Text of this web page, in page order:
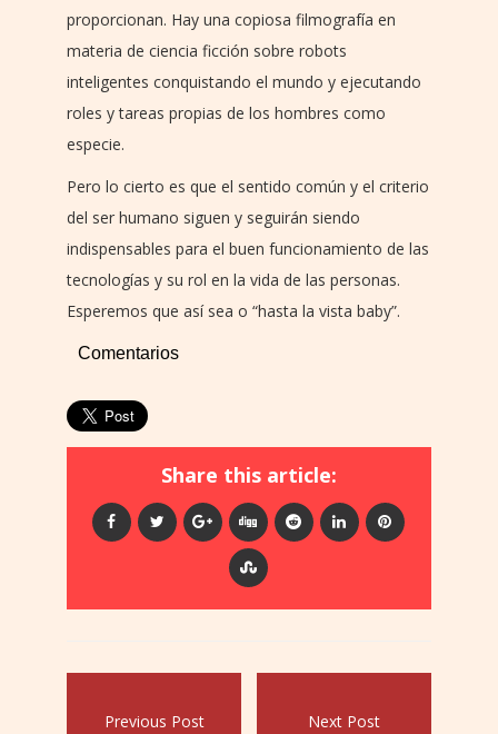
proporcionan. Hay una copiosa filmografía en
materia de ciencia ficción sobre robots
inteligentes conquistando el mundo y ejecutando
roles y tareas propias de los hombres como
especie.
Pero lo cierto es que el sentido común y el criterio
del ser humano siguen y seguirán siendo
indispensables para el buen funcionamiento de las
tecnologías y su rol en la vida de las personas.
Esperemos que así sea o “hasta la vista baby”.
Comentarios
Share this article:
Previous Post Next Post